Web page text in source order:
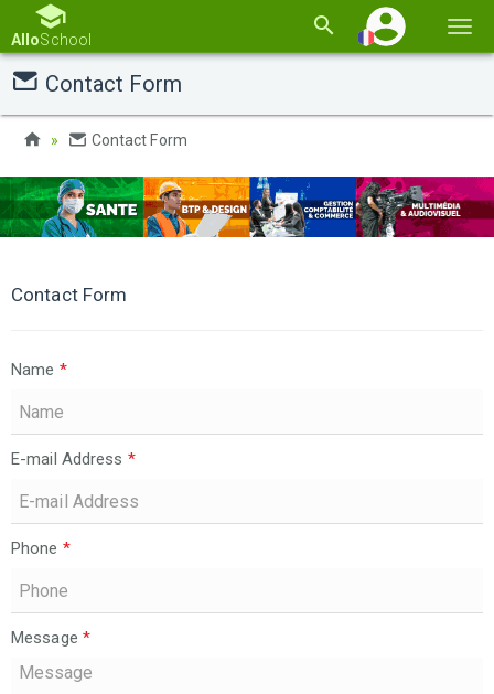
la
AlloSchool
Contact Form
Contact Form
Contact Form
Name *
E-mail Address *
Phone *
Message *